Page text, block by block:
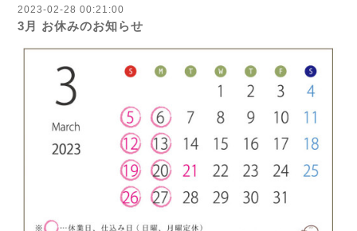
2023-02-28 00:21:00
3月 お休みのお知らせ